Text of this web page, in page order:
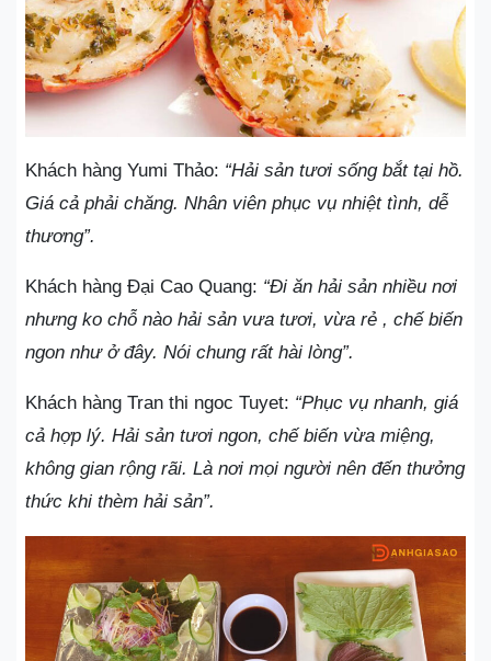
Khách hàng Yumi Thảo: “Hải sản tươi sống bắt tại hồ.
Giá cả phải chăng. Nhân viên phục vụ nhiệt tình, dễ
thương”.
Khách hàng Đại Cao Quang: “Đi ăn hải sản nhiều nơi
nhưng ko chỗ nào hải sản vưa tươi, vừa rẻ , chế biến
ngon như ở đây. Nói chung rất hài lòng”.
Khách hàng Tran thi ngoc Tuyet: “Phục vụ nhanh, giá
cả hợp lý. Hải sản tươi ngon, chế biến vừa miệng,
không gian rộng rãi. Là nơi mọi người nên đến thưởng
thức khi thèm hải sản”.